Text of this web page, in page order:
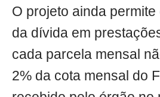
O projeto ainda
da dívida em
cada parcela mensal
2% da cota mensal do